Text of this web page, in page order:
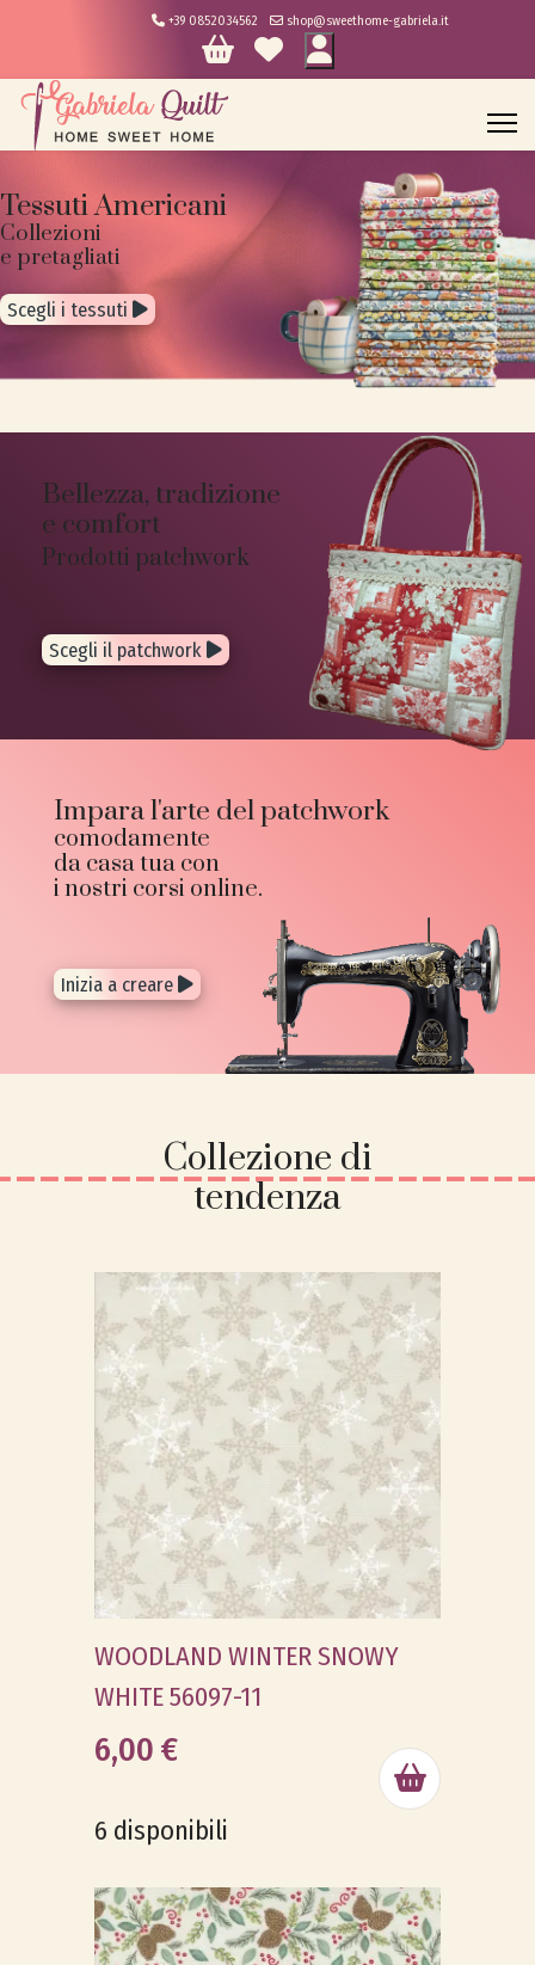
+39 0852034562 shop@sweethome-gabriela.it
Tessuti Americani
Collezioni
e pretagliati
Scegli i tessuti
Bellezza, tradizione
e comfort
Prodotti patchwork
Scegli il patchwork
Impara l'arte del patchwork
comodamente
da casa tua con
i nostri corsi online.
Inizia a creare
Collezione di
tendenza
WOODLAND WINTER SNOWY
WHITE 56097-11
6,00 €
6 disponibili